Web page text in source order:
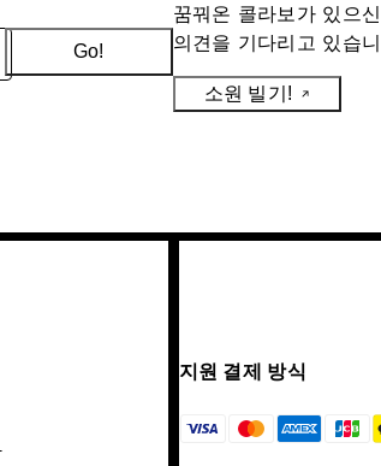
Go!
꿈꿔온 콜라보가 있으
의견을 기다리고 있습
소원 빌기!
지원 결제 방식